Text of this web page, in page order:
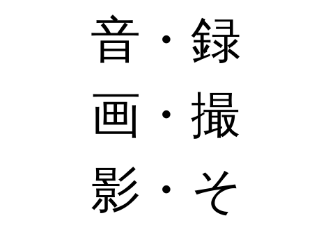
音・録
画・撮
影・そ